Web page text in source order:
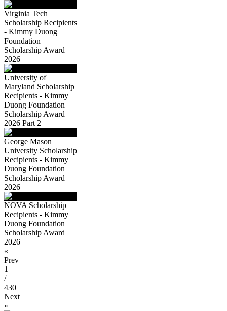
Virginia Tech
Scholarship Recipients
- Kimmy Duong
Foundation
Scholarship Award
2026
University of
Maryland Scholarship
Recipients - Kimmy
Duong Foundation
Scholarship Award
2026 Part 2
George Mason
University Scholarship
Recipients - Kimmy
Duong Foundation
Scholarship Award
2026
NOVA Scholarship
Recipients - Kimmy
Duong Foundation
Scholarship Award
2026
«
Prev
1
/
430
Next
»